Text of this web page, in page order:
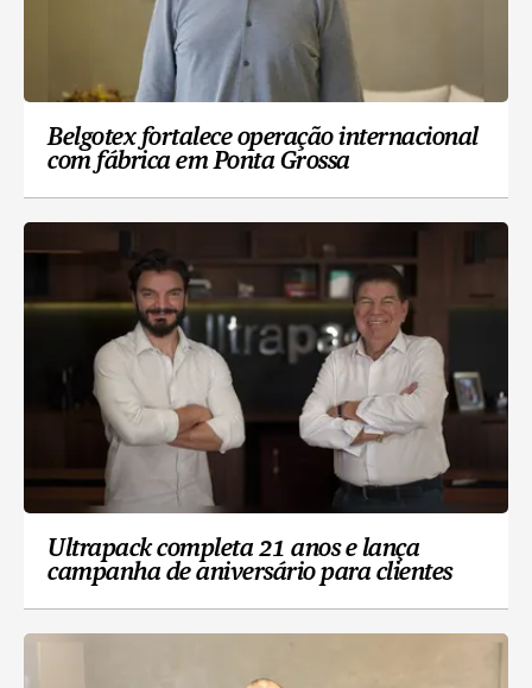
Belgotex fortalece operação internacional
com fábrica em Ponta Grossa
Ultrapack completa 21 anos e lança
campanha de aniversário para clientes